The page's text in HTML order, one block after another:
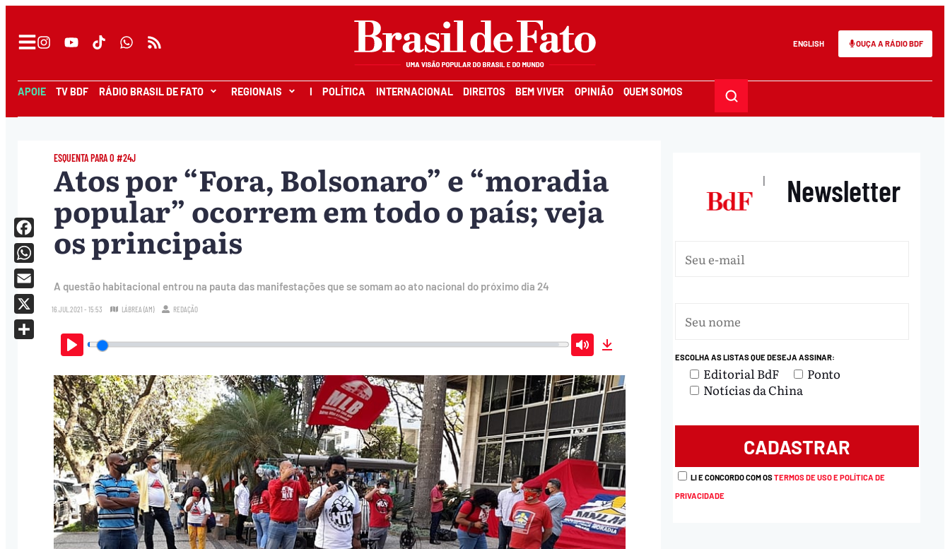
ENGLISH OUÇA A RÁDIO BDF
APOIE TV BDF RÁDIO BRASIL DE FATO REGIONAIS I POLÍTICA INTERNACIONAL DIREITOS BEM VIVER OPINIÃO QUEM SOMOS
ESQUENTA PARA O #24J
Atos por “Fora, Bolsonaro” e “moradia
popular” ocorrem em todo o país; veja
os principais
A questão habitacional entrou na pauta das manifestações que se somam ao ato nacional do próximo dia 24
16.JUL.2021 - 15:53 LÁBREA (AM) REDAÇÃO
Play Mute
Facebook
WhatsApp
Email
X
| Newsletter
ESCOLHA AS LISTAS QUE DESEJA ASSINAR:
Editorial BdF
Ponto
Notícias da China
LI E CONCORDO COM OSTERMOS DE USO E POLÍTICA DE
PRIVACIDADE